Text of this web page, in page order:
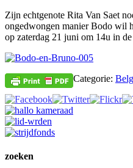
Zijn echtgenote Rita Van Saet
ongedwongen manier Bodo wil
op zaterdag 21 juni om 14u in
Categorie:
zoeken